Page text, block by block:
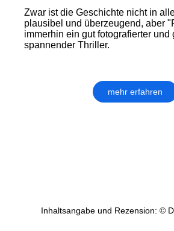
Zwar ist die Geschichte nicht in
plausibel und überzeugend, aber
immerhin ein gut fotografierter und
spannender Thriller.
mehr erfahren
Inhaltsangabe und Rezension: ©